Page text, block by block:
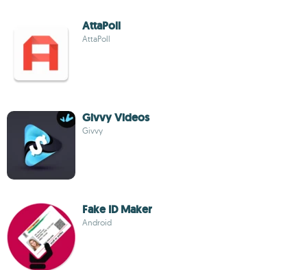
AttaPoll
AttaPoll
Givvy Videos
Givvy
Fake ID Maker
Android